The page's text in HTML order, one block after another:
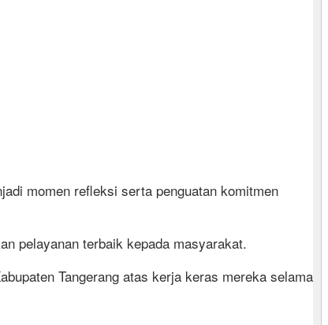
momen refleksi serta penguatan komitmen
pelayanan terbaik kepada masyarakat.
Tangerang atas kerja keras mereka selama